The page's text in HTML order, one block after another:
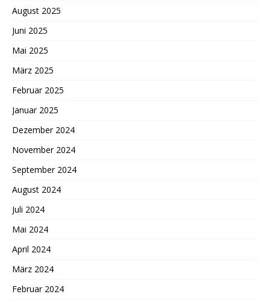
August 2025
Juni 2025
Mai 2025
März 2025
Februar 2025
Januar 2025
Dezember 2024
November 2024
September 2024
August 2024
Juli 2024
Mai 2024
April 2024
März 2024
Februar 2024